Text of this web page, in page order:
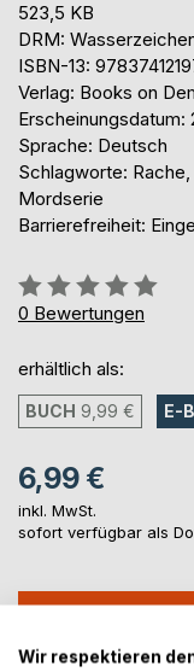
523,5 KB
DRM:
ISBN-13:
Verlag: Books on
Erscheinungsdatum:
Sprache: Deutsch
Schlagworte:
Mordserie
Barrierefreiheit:
Bewertung::
0%
0 Bewertungen
erhältlich als:
BUCH 9,99 € E-
6,99 €
inkl. MwSt.
sofort verfügbar als
Wir respektieren